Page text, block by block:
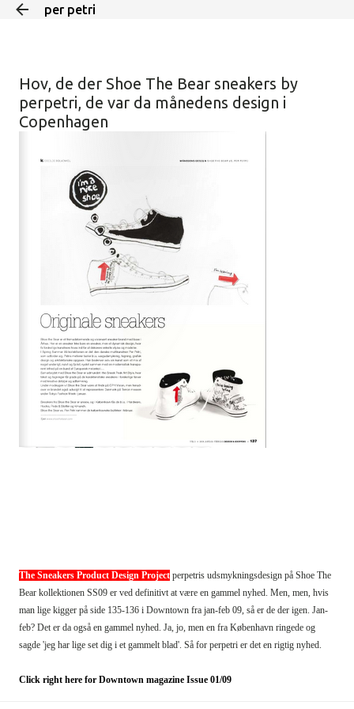
per petri
Hov, de der Shoe The Bear sneakers by
perpetri, de var da månedens design i
Copenhagen
The Sneakers Product Design Project perpetris udsmykningsdesign på Shoe The
Bear kollektionen SS09 er ved definitivt at være en gammel nyhed. Men, men, hvis
man lige kigger på side 135-136 i Downtown fra jan-feb 09, så er de der igen. Jan-
feb? Det er da også en gammel nyhed. Ja, jo, men en fra København ringede og
sagde 'jeg har lige set dig i et gammelt blad'. Så for perpetri er det en rigtig nyhed.
Click right here for Downtown magazine Issue 01/09